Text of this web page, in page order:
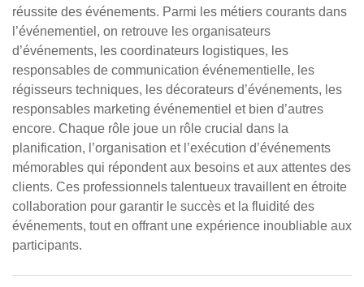
réussite des événements. Parmi les métiers courants dans
l’événementiel, on retrouve les organisateurs
d’événements, les coordinateurs logistiques, les
responsables de communication événementielle, les
régisseurs techniques, les décorateurs d’événements, les
responsables marketing événementiel et bien d’autres
encore. Chaque rôle joue un rôle crucial dans la
planification, l’organisation et l’exécution d’événements
mémorables qui répondent aux besoins et aux attentes des
clients. Ces professionnels talentueux travaillent en étroite
collaboration pour garantir le succès et la fluidité des
événements, tout en offrant une expérience inoubliable aux
participants.